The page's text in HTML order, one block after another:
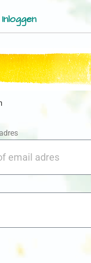
Inloggen